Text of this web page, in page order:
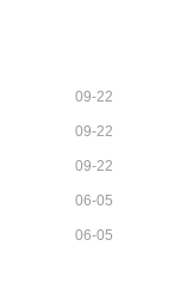
09-22
09-22
09-22
06-05
06-05